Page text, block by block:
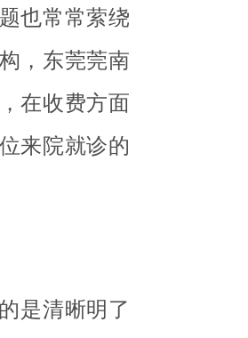
也常常萦绕
，东莞莞南
在收费方面
来院就诊的
是清晰明了